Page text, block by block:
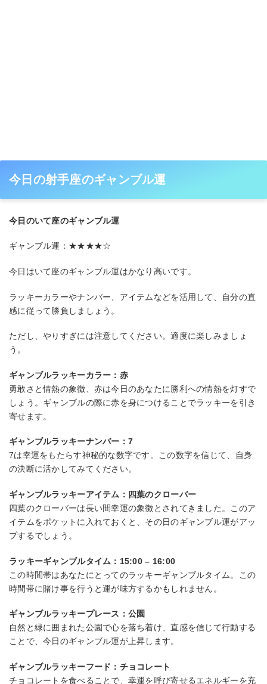
今日の射手座のギャンブル運
今日のいて座のギャンブル運
ギャンブル運：★★★★☆
今日はいて座のギャンブル運はかなり高いです。
ラッキーカラーやナンバー、アイテムなどを活用して、自分の直
感に従って勝負しましょう。
ただし、やりすぎには注意してください。適度に楽しみましょ
う。
ギャンブルラッキーカラー：赤
勇敢さと情熱の象徴、赤は今日のあなたに勝利への情熱を灯すで
しょう。ギャンブルの際に赤を身につけることでラッキーを引き
寄せます。
ギャンブルラッキーナンバー：7
7は幸運をもたらす神秘的な数字です。この数字を信じて、自身
の決断に活かしてみてください。
ギャンブルラッキーアイテム：四葉のクローバー
四葉のクローバーは長い間幸運の象徴とされてきました。このア
イテムをポケットに入れておくと、その日のギャンブル運がアッ
プするでしょう。
ラッキーギャンブルタイム：15:00 – 16:00
この時間帯はあなたにとってのラッキーギャンブルタイム。この
時間帯に賭け事を行うと運が味方するかもしれません。
ギャンブルラッキープレース：公園
自然と緑に囲まれた公園で心を落ち着け、直感を信じて行動する
ことで、今日のギャンブル運が上昇します。
ギャンブルラッキーフード：チョコレート
チョコレートを食べることで、幸運を呼び寄せるエネルギーを充